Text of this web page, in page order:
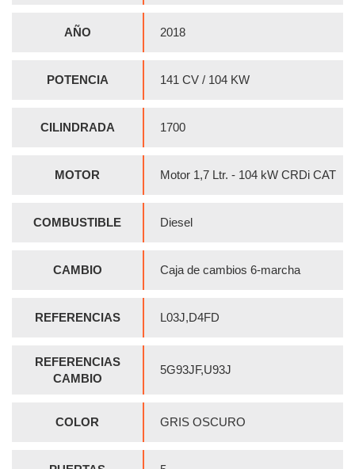
AÑO 2018
POTENCIA 141 CV / 104 KW
CILINDRADA 1700
MOTOR Motor 1,7 Ltr. - 104 kW CRDi CAT
COMBUSTIBLE Diesel
CAMBIO Caja de cambios 6-marcha
REFERENCIAS L03J,D4FD
REFERENCIAS
CAMBIO
5G93JF,U93J
COLOR GRIS OSCURO